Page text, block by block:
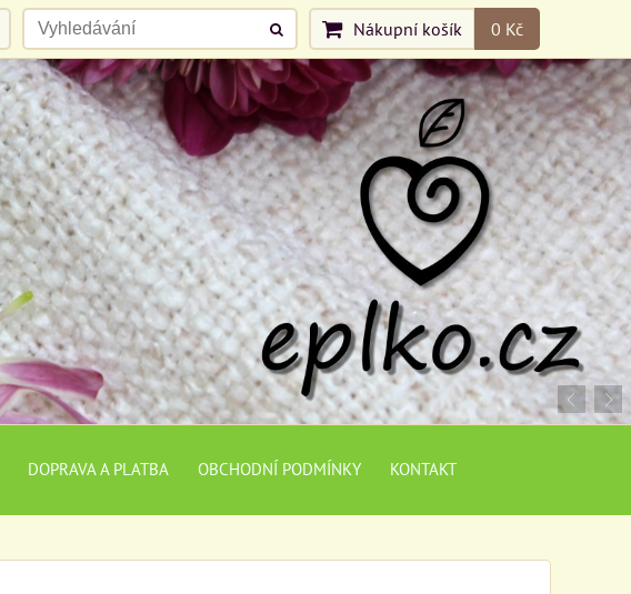
Nákupní košík 0 Kč
DOPRAVA A PLATBA OBCHODNÍ PODMÍNKY KONTAKT